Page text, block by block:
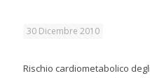
30 Dicembre 2010
Rischio cardiometabolico